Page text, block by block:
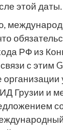
этой даты.
РФ из
с этим
Грузии и